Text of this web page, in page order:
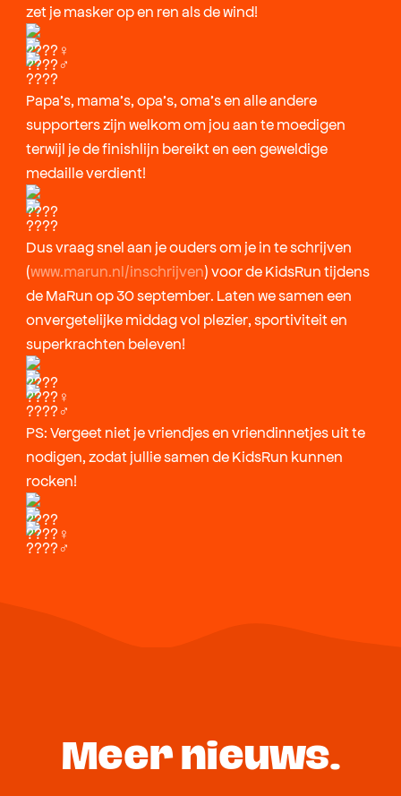
zet je masker op en ren als de wind!
Papa’s, mama’s, opa’s, oma’s en alle andere
supporters zijn welkom om jou aan te moedigen
terwijl je de finishlijn bereikt en een geweldige
medaille verdient!
Dus vraag snel aan je ouders om je in te schrijven
(www.marun.nl/inschrijven) voor de KidsRun tijdens
de MaRun op 30 september. Laten we samen een
onvergetelijke middag vol plezier, sportiviteit en
superkrachten beleven!
PS: Vergeet niet je vriendjes en vriendinnetjes uit te
nodigen, zodat jullie samen de KidsRun kunnen
rocken!
Meer nieuws.